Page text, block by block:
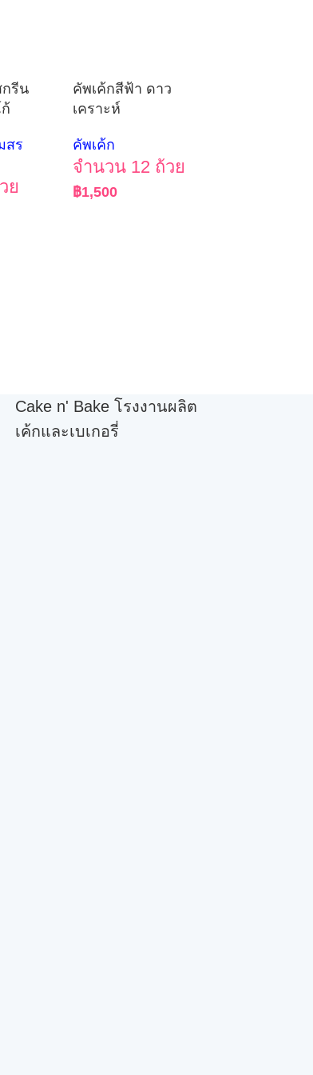
กรีน
สร
ย
คัพเค้กสีฟ้า ดาว
เคราะห์
คัพเค้ก
จำนวน 12 ถ้วย
฿1,500
Cake n' Bake โรงงานผลิต
เค้กและเบเกอรี่